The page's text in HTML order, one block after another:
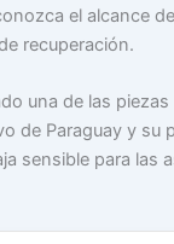
el alcance
recuperación.
una de las
de Paraguay y su
sensible para las